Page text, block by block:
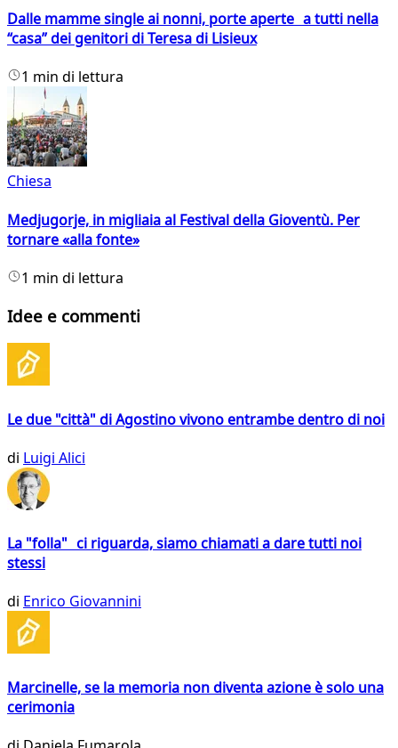
Dalle mamme single ai nonni, porte aperte a tutti nella
“casa” dei genitori di Teresa di Lisieux
1 min di lettura
Chiesa
Medjugorje, in migliaia al Festival della Gioventù. Per
tornare «alla fonte»
1 min di lettura
Idee e commenti
Le due "città" di Agostino vivono entrambe dentro di noi
di Luigi Alici
La "folla" ci riguarda, siamo chiamati a dare tutti noi
stessi
di Enrico Giovannini
Marcinelle, se la memoria non diventa azione è solo una
cerimonia